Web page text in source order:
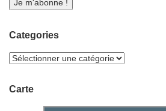
Categories
Carte